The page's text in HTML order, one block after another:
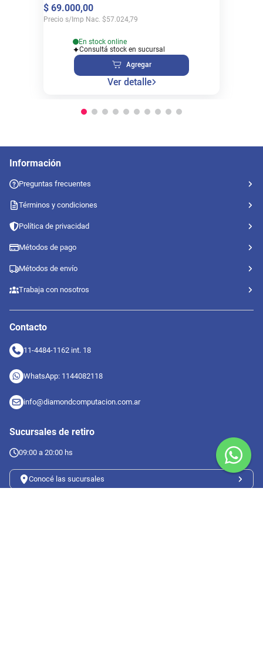
$ 69.000,00
Precio s/Imp Nac. $57.024,79
En stock online
Consultá stock en sucursal
Agregar
Ver detalle
Información
Preguntas frecuentes
Términos y condiciones
Política de privacidad
Métodos de pago
Métodos de envío
Trabaja con nosotros
Contacto
11-4484-1162 int. 18
WhatsApp: 1144082118
info@diamondcomputacion.com.ar
Sucursales de retiro
09:00 a 20:00 hs
Conocé las sucursales